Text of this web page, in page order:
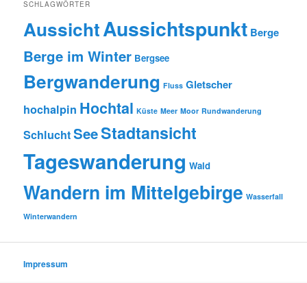
SCHLAGWÖRTER
AussichtAussichtspunkt Berge
Berge im Winter Bergsee
Bergwanderung Fluss Gletscher
hochalpin Hochtal Küste Meer Moor Rundwanderung
SchluchtSeeStadtansicht
Tageswanderung Wald
Wandern im Mittelgebirge Wasserfall
Winterwandern
Impressum